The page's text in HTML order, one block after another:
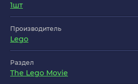
1шт
Производитель
Lego
Раздел
The Lego Movie